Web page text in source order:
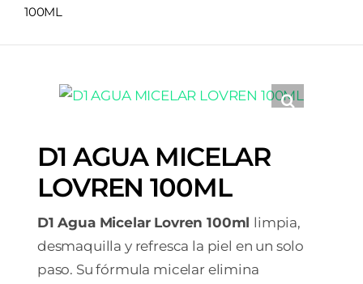
100ML
D1 AGUA MICELAR
LOVREN 100ML
D1 Agua Micelar Lovren 100ml limpia,
desmaquilla y refresca la piel en un solo
paso. Su fórmula micelar elimina